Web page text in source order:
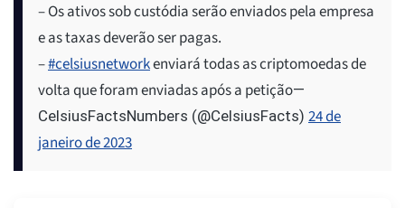
– Os ativos sob custódia serão enviados pela empresa
e as taxas deverão ser pagas.
–#celsiusnetworkenviará todas as criptomoedas de
volta que foram enviadas após a petição—
CelsiusFactsNumbers (@CelsiusFacts) 24 de
janeiro de 2023